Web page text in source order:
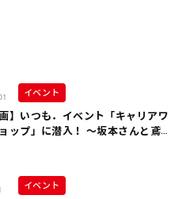
イベント
画】いつも．イベント「キャリアワ
ップ」に潜入！ ～坂本さんと鳶本
イベント